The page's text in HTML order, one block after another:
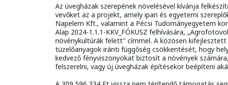
Az üvegházak szerepének növelésével kívánja
vevőket az a projekt, amely ipari és egyetemi
Napelem Kft., valamint a Pécsi Tudományegyetem
Alap 2024-1.1.1-KKV_FÓKUSZ felhívására,
növénykultúrák felett″ címmel. A közösen
tüzelőanyagok iránti függőség csökkentését, hogy
kedvező fényviszonyokat biztosít a növények
felszerelni, vagy új üvegházak építésekor beépíteni